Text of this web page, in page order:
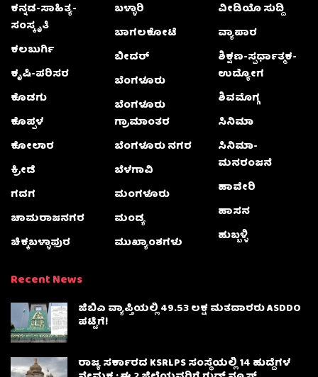
ಕನ್ನಡ-ಸಾಹಿತ್ಯ-
ಸಂಸ್ಕೃತಿ
ಕಲಬುರ್ಗಿ
ಕೃಷಿ-ಪರಿಸರ
ಕೊಡಗು
ಕೊಪ್ಪಳ
ಕೋಲಾರ
ಕ್ರೀಡೆ
ಗದಗ
ಚಾಮರಾಜನಗರ
ಚಿಕ್ಕಬಳ್ಳಾಫುರ
ಬಳ್ಳಾರಿ
ಬಾಗಲಕೋಟೆ
ಬೀದರ್
ಬೆಂಗಳೂರು
ಬೆಂಗಳೂರು
ಗ್ರಾಮಾಂತರ
ಬೆಂಗಳೂರು ನಗರ
ಬೆಳಗಾವಿ
ಮಂಗಳೂರು
ಮಂಡ್ಯ
ಮುಖ್ಯಾಂಶಗಳು
ವೀಡಿಯೊ ಸುದ್ದಿ
ವ್ಯಾಪಾರ
ಶಿಕ್ಷಣ-ಸ್ಪರ್ಧಾತ್ಮಕ-
ಉದ್ಯೋಗ
ಶಿವಮೊಗ್ಗ
ಸಿನಿಮಾ
ಸಿನಿಮಾ-
ಮನರಂಜನೆ
ಹಾವೇರಿ
ಹಾಸನ
ಹುಬ್ಬಳ್ಳಿ
Recent News
ಜಿಬಿಎ ವ್ಯಾಪ್ತಿಯಲ್ಲಿ 49.53 ಲಕ್ಷ ಮತದಾರರು ASDDO
ಪಟ್ಟಿಗೆ!
ರಾಜ್ಯ ಸರ್ಕಾರದ KSRLPS ಸಂಸ್ಥೆಯಲ್ಲಿ 14 ಹುದ್ದೆಗಳ